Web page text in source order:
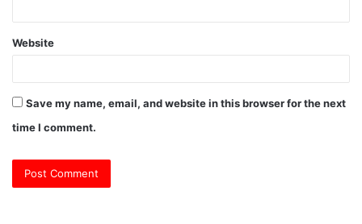
Website
Save my name, email, and website in this browser for the next
time I comment.